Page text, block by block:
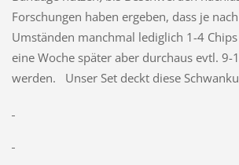
Forschungen haben ergeben, dass je
Umständen manchmal lediglich 1-4
eine Woche später aber durchaus evtl. 9-
werden. Unser Set deckt diese